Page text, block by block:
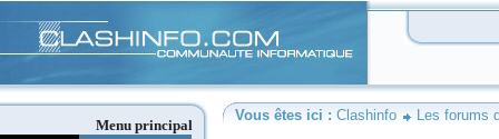
Vous êtes ici : Clashinfo Les forums
Menu principal